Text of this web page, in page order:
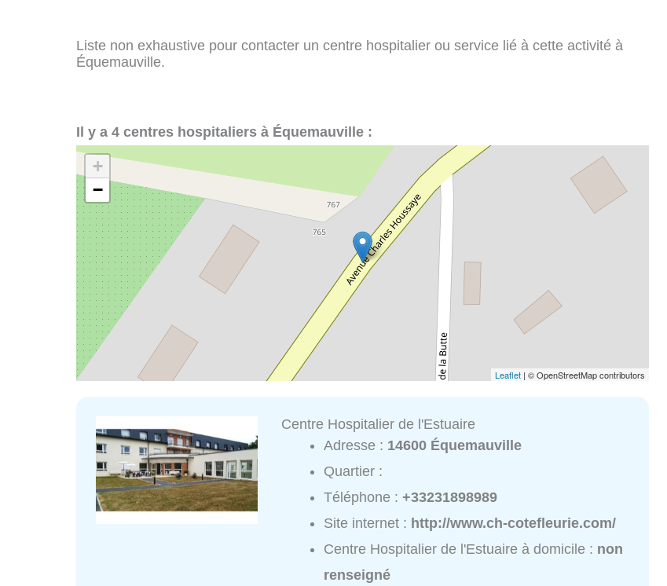
Liste non exhaustive pour contacter un centre hospitalier ou service lié à cette activité à
Équemauville.
Il y a 4 centres hospitaliers à Équemauville :
+
−
Leaflet | © OpenStreetMap contributors
Centre Hospitalier de l'Estuaire
Adresse : 14600 Équemauville
Quartier :
Téléphone :+33231898989
Site internet : http://www.ch-cotefleurie.com/
Centre Hospitalier de l'Estuaire à domicile : non
renseigné